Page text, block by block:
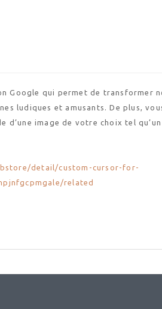
Google qui permet de transformer
ludiques et amusants. De plus,
d’une image de votre choix tel qu’un
detail/custom-cursor-for-
related